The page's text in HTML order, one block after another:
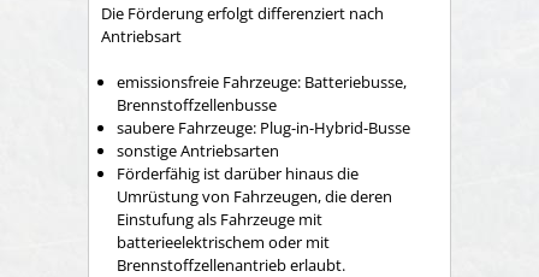
Die Förderung erfolgt differenziert nach
Antriebsart
emissionsfreie Fahrzeuge: Batteriebusse,
Brennstoffzellenbusse
saubere Fahrzeuge: Plug-in-Hybrid-Busse
sonstige Antriebsarten
Förderfähig ist darüber hinaus die
Umrüstung von Fahrzeugen, die deren
Einstufung als Fahrzeuge mit
batterieelektrischem oder mit
Brennstoffzellenantrieb erlaubt.